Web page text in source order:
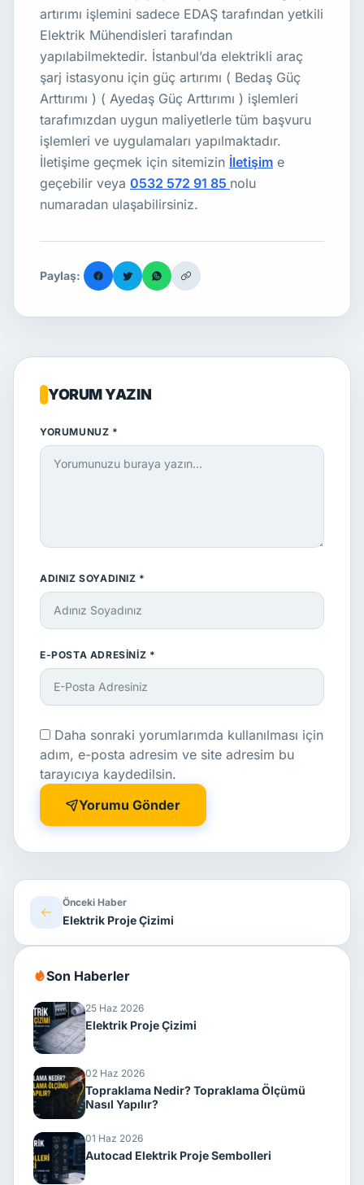
artırımı işlemini sadece EDAŞ tarafından yetkili
Elektrik Mühendisleri tarafından
yapılabilmektedir. İstanbul’da elektrikli araç
şarj istasyonu için güç artırımı ( Bedaş Güç
Arttırımı ) ( Ayedaş Güç Arttırımı ) işlemleri
tarafımızdan uygun maliyetlerle tüm başvuru
işlemleri ve uygulamaları yapılmaktadır.
İletişime geçmek için sitemizin İletişim e
geçebilir veya 0532 572 91 85 nolu
numaradan ulaşabilirsiniz.
Paylaş:
YORUM YAZIN
YORUMUNUZ *
ADINIZ SOYADINIZ *
E-POSTA ADRESINIZ *
Daha sonraki yorumlarımda kullanılması için
adım, e-posta adresim ve site adresim bu
tarayıcıya kaydedilsin.
Yorumu Gönder
Önceki Haber
Elektrik Proje Çizimi
Son Haberler
25 Haz 2026
Elektrik Proje Çizimi
02 Haz 2026
Topraklama Nedir? Topraklama Ölçümü
Nasıl Yapılır?
01 Haz 2026
Autocad Elektrik Proje Sembolleri